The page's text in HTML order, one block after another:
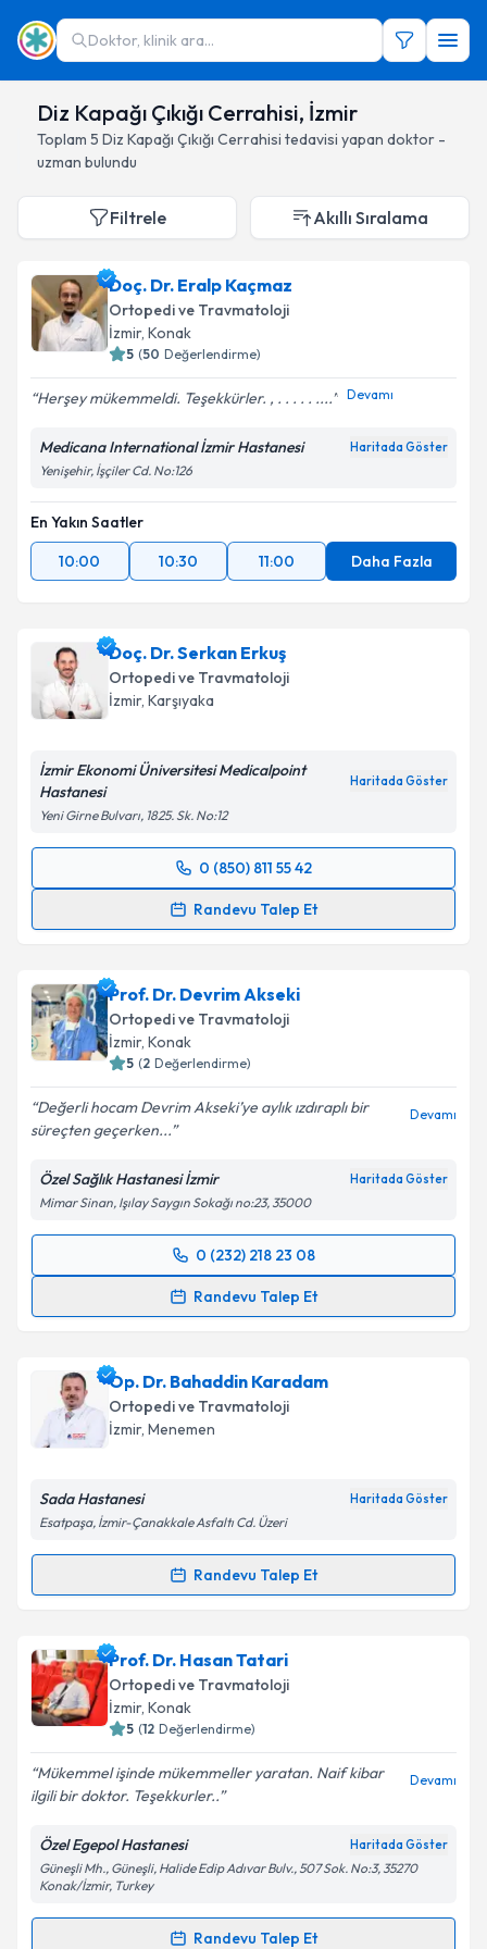
Doktor, klinik ara...
Diz Kapağı Çıkığı Cerrahisi, İzmir
Toplam 5 Diz Kapağı Çıkığı Cerrahisi tedavisi yapan doktor -
uzman bulundu
Filtrele Akıllı Sıralama
Doç. Dr. Eralp Kaçmaz
Ortopedi ve Travmatoloji
İzmir, Konak
5 (50 Değerlendirme)
Herşey mükemmeldi. Teşekkürler. , . . . . . .... Devamı
Medicana International İzmir Hastanesi Haritada Göster
Yenişehir, İşçiler Cd. No:126
En Yakın Saatler
10:00
10:30 11:00 Daha Fazla
Doç. Dr. Serkan Erkuş
Ortopedi ve Travmatoloji
İzmir, Karşıyaka
İzmir Ekonomi Üniversitesi Medicalpoint
Hastanesi
Haritada Göster
Yeni Girne Bulvarı, 1825. Sk. No:12
0 (850) 811 55 42
Randevu Talep Et
Randevu Takvimi Talebi
takvim hazırlandığında e-posta ile bilgilendireceğiz.
E-posta Adresiniz
Kişisel verilerimin işlenmesine ilişkin
'ni okudum ve kişisel verilerimin belirtilen
kapsamda işlenmesini kabul ediyorum.
Takvim Talebini Gönder
Prof. Dr. Devrim Akseki
Ortopedi ve Travmatoloji
İzmir, Konak
5 (2 Değerlendirme)
Değerli hocam Devrim Akseki’ye aylık ızdıraplı bir
süreçten geçerken...
Devamı
Özel Sağlık Hastanesi İzmir Haritada Göster
Mimar Sinan, Işılay Saygın Sokağı no:23, 35000
0 (232) 218 23 08
Randevu Talep Et
Randevu Takvimi Talebi
takvim hazırlandığında e-posta ile bilgilendireceğiz.
E-posta Adresiniz
Kişisel verilerimin işlenmesine ilişkin
Metni'ni okudum ve kişisel verilerimin belirtilen
kapsamda işlenmesini kabul ediyorum.
Op. Dr. Bahaddin Karadam
Ortopedi ve Travmatoloji
İzmir, Menemen
Sada Hastanesi Haritada Göster
Esatpaşa, İzmir-Çanakkale Asfaltı Cd. Üzeri
Randevu Talep Et
Randevu Takvimi Talebi
Op. Dr. Bahaddin Karadamiçin randevu takvimi
talebi oluşturun. Size bu uzmandan randevu almanız
için bir takvim hazırlandığında e-posta ile
bilgilendireceğiz.
E-posta Adresiniz
Kişisel verilerimin işlenmesine ilişkinAydınlatma
Metni'ni okudum ve kişisel verilerimin belirtilen
kapsamda işlenmesini kabul ediyorum.
Prof. Dr. Hasan Tatari
Ortopedi ve Travmatoloji
İzmir, Konak
5 (12 Değerlendirme)
Mükemmel işinde mükemmeller yaratan. Naif kibar
ilgili bir doktor. Teşekkurler..
Devamı
Özel Egepol Hastanesi Haritada Göster
Güneşli Mh., Güneşli, Halide Edip Adıvar Bulv., 507 Sok. No:3, 35270
Konak/İzmir, Turkey
Randevu Talep Et